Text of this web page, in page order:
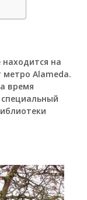
на
метро Alameda.
время